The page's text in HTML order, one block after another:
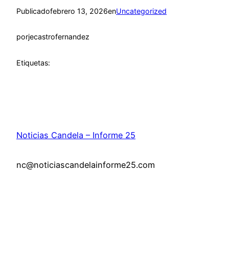
Publicadofebrero 13, 2026enUncategorized
porjecastrofernandez
Etiquetas:
Noticias Candela – Informe 25
nc@noticiascandelainforme25.com